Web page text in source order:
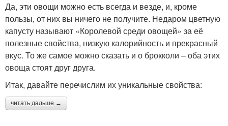
Да, эти овощи можно есть всегда и везде, и, кроме
пользы, от них вы ничего не получите. Недаром цветную
капусту называют «Королевой среди овощей» за её
полезные свойства, низкую калорийность и прекрасный
вкус. То же самое можно сказать и о брокколи – оба этих
овоща стоят друг друга.
Итак, давайте перечислим их уникальные свойства:
читать дальше →